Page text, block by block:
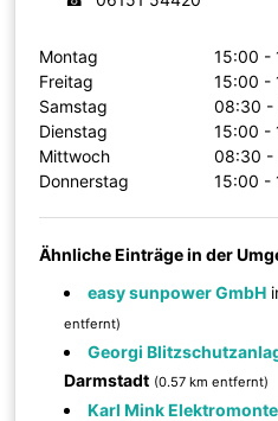
Montag
15:00 -
Freitag
15:00 -
Samstag
08:30 -
Dienstag
15:00 -
Mittwoch
08:30 -
Donnerstag
15:00 -
Ähnliche Einträge in der
easy sunpower GmbH
entfernt)
Georgi
Darmstadt (0.57 km entfernt)
Karl Mink